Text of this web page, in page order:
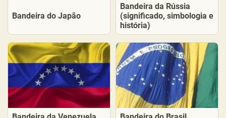
Bandeira do Japão
Bandeira da Rússia
(significado, simbologia e
história)